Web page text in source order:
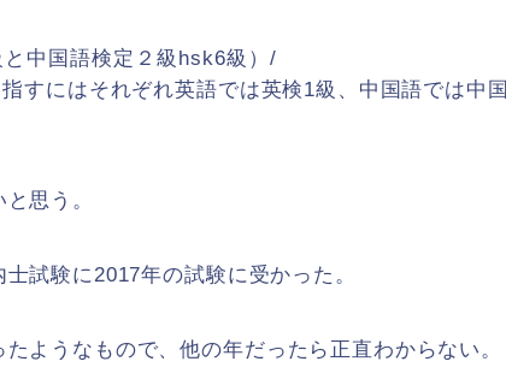
中国語検定２級hsk6級）/
すにはそれぞれ英語では英検1級、中国語では中国
思う。
試験に2017年の試験に受かった。
ようなもので、他の年だったら正直わからない。